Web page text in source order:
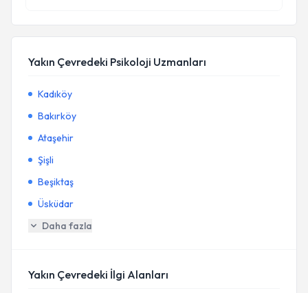
Yakın Çevredeki Psikoloji Uzmanları
Kadıköy
Bakırköy
Ataşehir
Şişli
Beşiktaş
Üsküdar
Daha fazla
Yakın Çevredeki İlgi Alanları